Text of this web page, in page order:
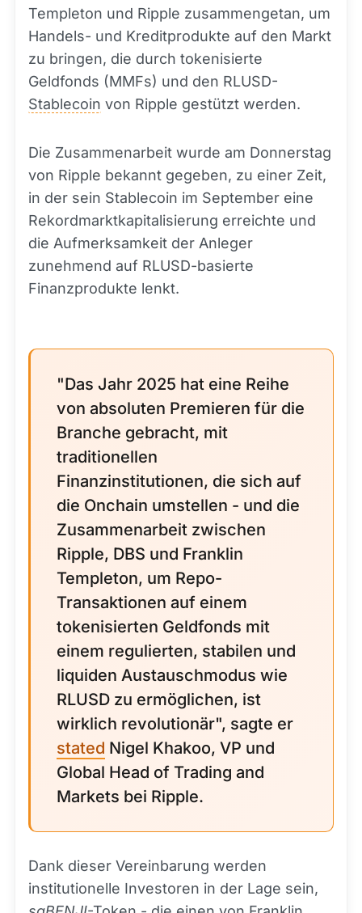
Templeton und Ripple zusammengetan, um
Handels- und Kreditprodukte auf den Markt
zu bringen, die durch tokenisierte
Geldfonds (MMFs) und den RLUSD-
Stablecoin von Ripple gestützt werden.
Die Zusammenarbeit wurde am Donnerstag
von Ripple bekannt gegeben, zu einer Zeit,
in der sein Stablecoin im September eine
Rekordmarktkapitalisierung erreichte und
die Aufmerksamkeit der Anleger
zunehmend auf RLUSD-basierte
Finanzprodukte lenkt.
"Das Jahr 2025 hat eine Reihe
von absoluten Premieren für die
Branche gebracht, mit
traditionellen
Finanzinstitutionen, die sich auf
die Onchain umstellen - und die
Zusammenarbeit zwischen
Ripple, DBS und Franklin
Templeton, um Repo-
Transaktionen auf einem
tokenisierten Geldfonds mit
einem regulierten, stabilen und
liquiden Austauschmodus wie
RLUSD zu ermöglichen, ist
wirklich revolutionär", sagte er
stated Nigel Khakoo, VP und
Global Head of Trading and
Markets bei Ripple.
Dank dieser Vereinbarung werden
institutionelle Investoren in der Lage sein,